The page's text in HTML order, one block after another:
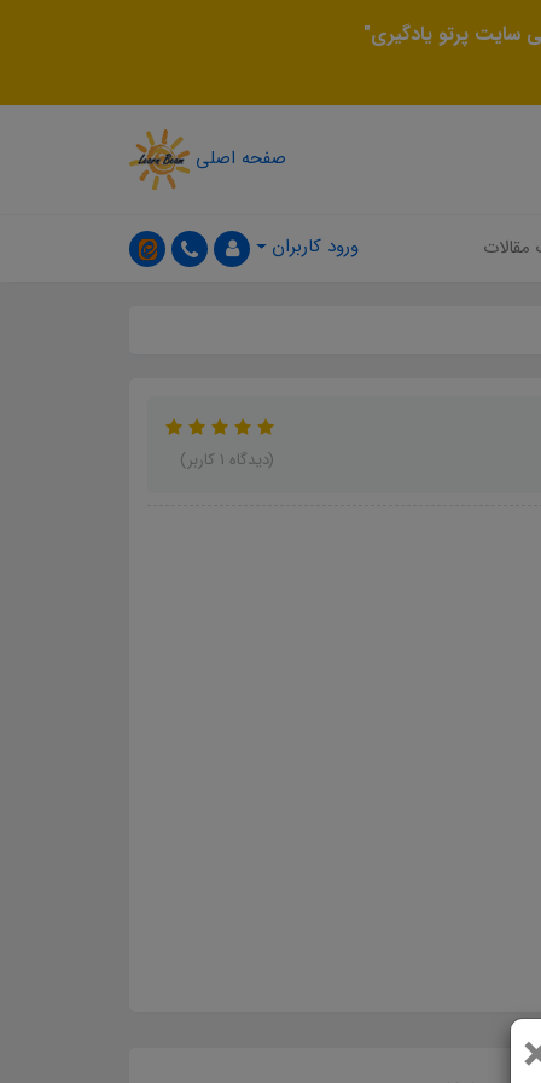
سایت پرتو یادگیری"
صفحه اصلی
مقالات ورود کاربران
(دیدگاه 1 کاربر)